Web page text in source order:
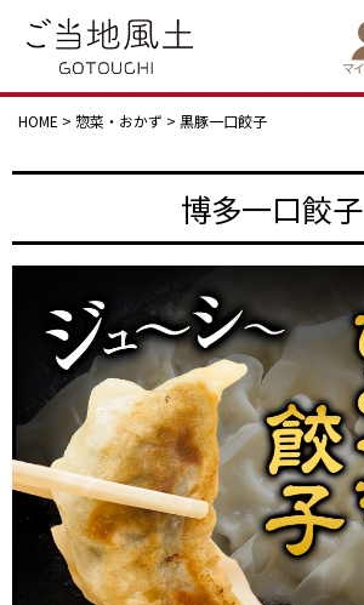
HOME 惣菜・おかず 黒豚一口餃子
博多一口餃子